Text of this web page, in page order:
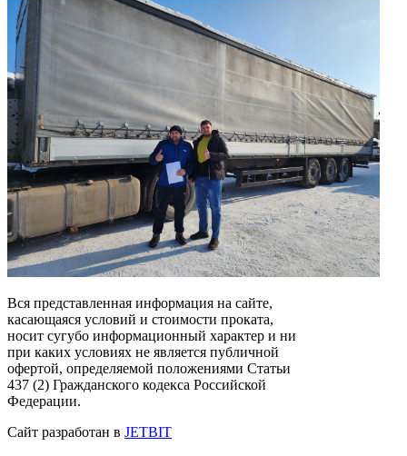
Вся представленная информация на сайте,
касающаяся условий и стоимости проката,
носит сугубо информационный характер и ни
при каких условиях не является публичной
офертой, определяемой положениями Статьи
437 (2) Гражданского кодекса Российской
Федерации.
Сайт разработан в JETBIT